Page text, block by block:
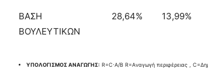
ΒΑΣΗ
ΒΟΥΛΕΥΤΙΚΩΝ
28,64% 13,99%
ΥΠΟΛΟΓΙΣΜΟΣ ΑΝΑΓΩΓΗΣ: R=C⋅A/B​ R=Aναγωγή περιφέρειας ,